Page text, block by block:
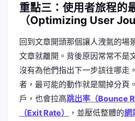
重點三：使用者旅程的
（Optimizing User
回到文章開頭那個讓人洩氣的場
文章就離開。背後原因常常不是
沒有為他們指出下一步該往哪走
者，最可能的動作就是關掉分頁
戶，也會拉高跳出率（Bounce
（Exit Rate）
，並壓低整體的網